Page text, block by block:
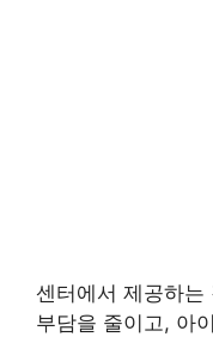
센터에서 제공하는
부담을 줄이고, 아